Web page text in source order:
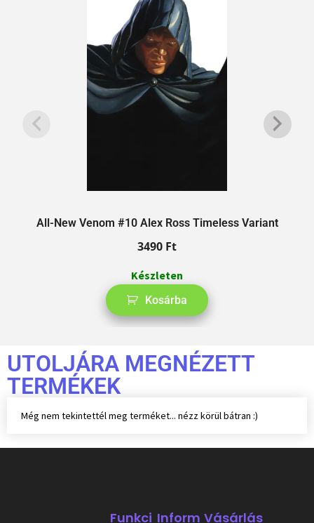
All-New Venom #10 Alex Ross Timeless Variant
3490 Ft
Készleten
Kosárba
UTOLJÁRA MEGNÉZETT
TERMÉKEK
Még nem tekintettél meg terméket... nézz körül bátran :)
Inform
Funkci Vásárlás